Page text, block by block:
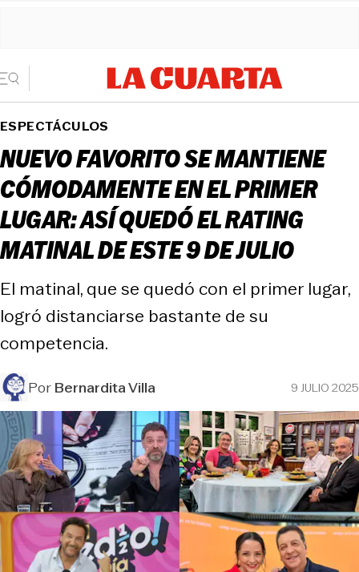
ESPECTÁCULOS
NUEVO FAVORITO SE MANTIENE
CÓMODAMENTE EN EL PRIMER
LUGAR: ASÍ QUEDÓ EL RATING
MATINAL DE ESTE 9 DE JULIO
El matinal, que se quedó con el primer lugar,
logró distanciarse bastante de su
competencia.
PorBernardita Villa 9 JULIO 2025